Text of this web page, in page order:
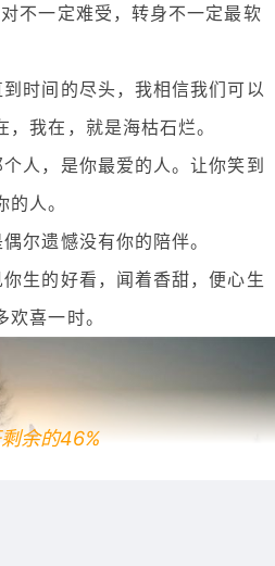
不一定难受，转身不一定最软
时间的尽头，我相信我们可以
我在，就是海枯石烂。
人，是你最爱的人。让你笑到
人。
尔遗憾没有你的陪伴。
生的好看，闻着香甜，便心生
喜一时。
余的46%